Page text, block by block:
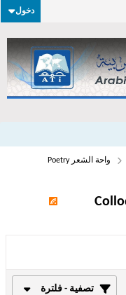
دخول
واحة الشعر Poetry
تصفية - فلترة